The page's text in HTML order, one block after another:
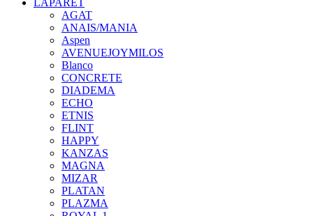
LAPARET
AGAT
ANAIS/MANIA
Aspen
AVENUEJOYMILOS
Blanco
CONCRETE
DIADEMA
ECHO
ETNIS
FLINT
HAPPY
KANZAS
MAGNA
MIZAR
PLATAN
PLAZMA